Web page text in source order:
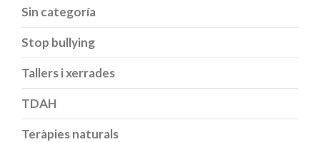
Sin categoría
Stop bullying
Tallers i xerrades
TDAH
Teràpies naturals